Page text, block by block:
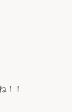
！！